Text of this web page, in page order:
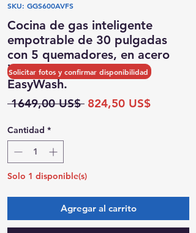
SKU: GGS600AVFS
Cocina de gas inteligente
empotrable de 30 pulgadas
con 5 quemadores, en acero
inoxidable, con horno
EasyWash.
1649,00 US$ Precio
824,50 US$Precio
Cantidad *
Solo 1 disponible(s)
Agregar al carrito
Solicitar fotos y confirmar disponibilidad